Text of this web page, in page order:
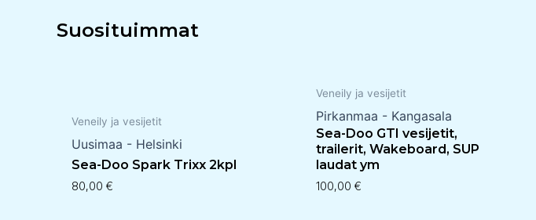
Suosituimmat
Veneily ja vesijetit
Uusimaa - Helsinki
Sea-Doo Spark Trixx 2kpl
80,00€
Veneily ja vesijetit
Pirkanmaa - Kangasala
Sea-Doo GTI vesijetit,
trailerit, Wakeboard, SUP
laudat ym
100,00€